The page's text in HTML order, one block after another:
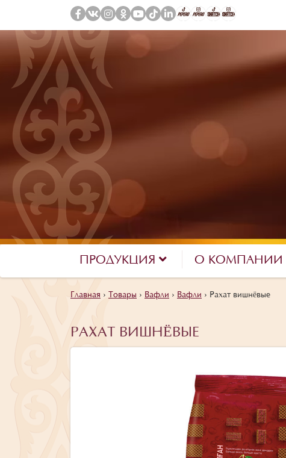
ПРОДУКЦИЯ О КОМПАНИИ
Главная › Товары › Вафли › Вафли › Рахат вишнёвые
РАХАТ ВИШНЁВЫЕ